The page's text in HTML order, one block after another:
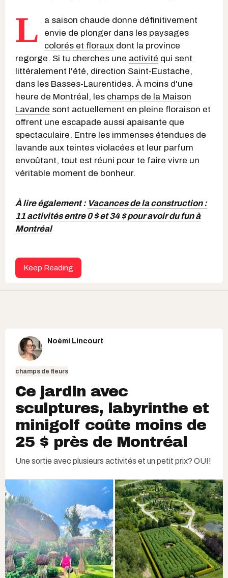
L
a saison chaude donne définitivement
envie de plonger dans les paysages
colorés et floraux dont la province
regorge. Si tu cherches une activité qui sent
littéralement l'été, direction Saint-Eustache,
dans les Basses-Laurentides. À moins d'une
heure de Montréal, les champs de la Maison
Lavande sont actuellement en pleine floraison et
offrent une escapade aussi apaisante que
spectaculaire. Entre les immenses étendues de
lavande aux teintes violacées et leur parfum
envoûtant, tout est réuni pour te faire vivre un
véritable moment de bonheur.
À lire également : Vacances de la construction :
11 activités entre 0 $ et 34 $ pour avoir du fun à
Montréal
Keep Reading
Noémi Lincourt
champs de fleurs
Ce jardin avec
sculptures, labyrinthe et
minigolf coûte moins de
25 $ près de Montréal
Une sortie avec plusieurs activités et un petit prix? OUI!